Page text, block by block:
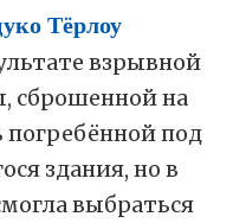
Тёрлоу
взрывной
сброшенной на
погребённой под
здания, но в
выбраться